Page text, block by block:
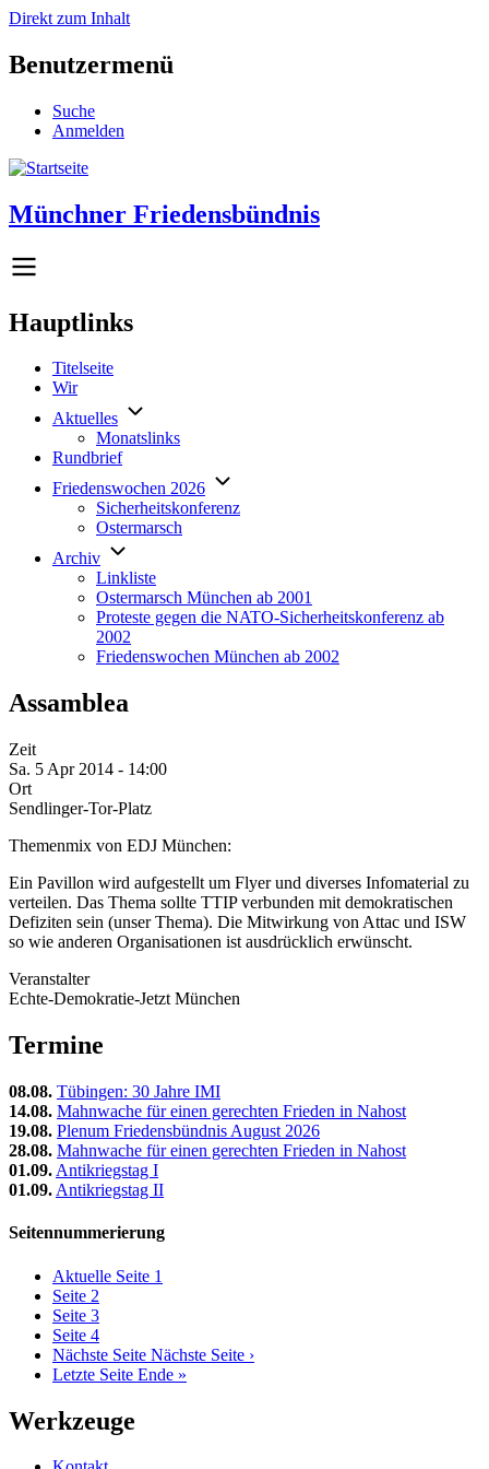
Direkt zum Inhalt
Benutzermenü
Suche
Anmelden
Münchner Friedensbündnis
Hauptlinks
Titelseite
Wir
Aktuelles
Monatslinks
Rundbrief
Friedenswochen 2026
Sicherheitskonferenz
Ostermarsch
Archiv
Linkliste
Ostermarsch München ab 2001
Proteste gegen die NATO-Sicherheitskonferenz ab
2002
Friedenswochen München ab 2002
Assamblea
Zeit
Sa. 5 Apr 2014 - 14:00
Ort
Sendlinger-Tor-Platz
Themenmix von EDJ München:
Ein Pavillon wird aufgestellt um Flyer und diverses Infomaterial zu
verteilen. Das Thema sollte TTIP verbunden mit demokratischen
Defiziten sein (unser Thema). Die Mitwirkung von Attac und ISW
so wie anderen Organisationen ist ausdrücklich erwünscht.
Veranstalter
Echte-Demokratie-Jetzt München
Termine
08.08. Tübingen: 30 Jahre IMI
14.08. Mahnwache für einen gerechten Frieden in Nahost
19.08. Plenum Friedensbündnis August 2026
28.08. Mahnwache für einen gerechten Frieden in Nahost
01.09. Antikriegstag I
01.09. Antikriegstag II
Seitennummerierung
Aktuelle Seite 1
Seite 2
Seite 3
Seite 4
Nächste Seite Nächste Seite ›
Letzte Seite Ende »
Werkzeuge